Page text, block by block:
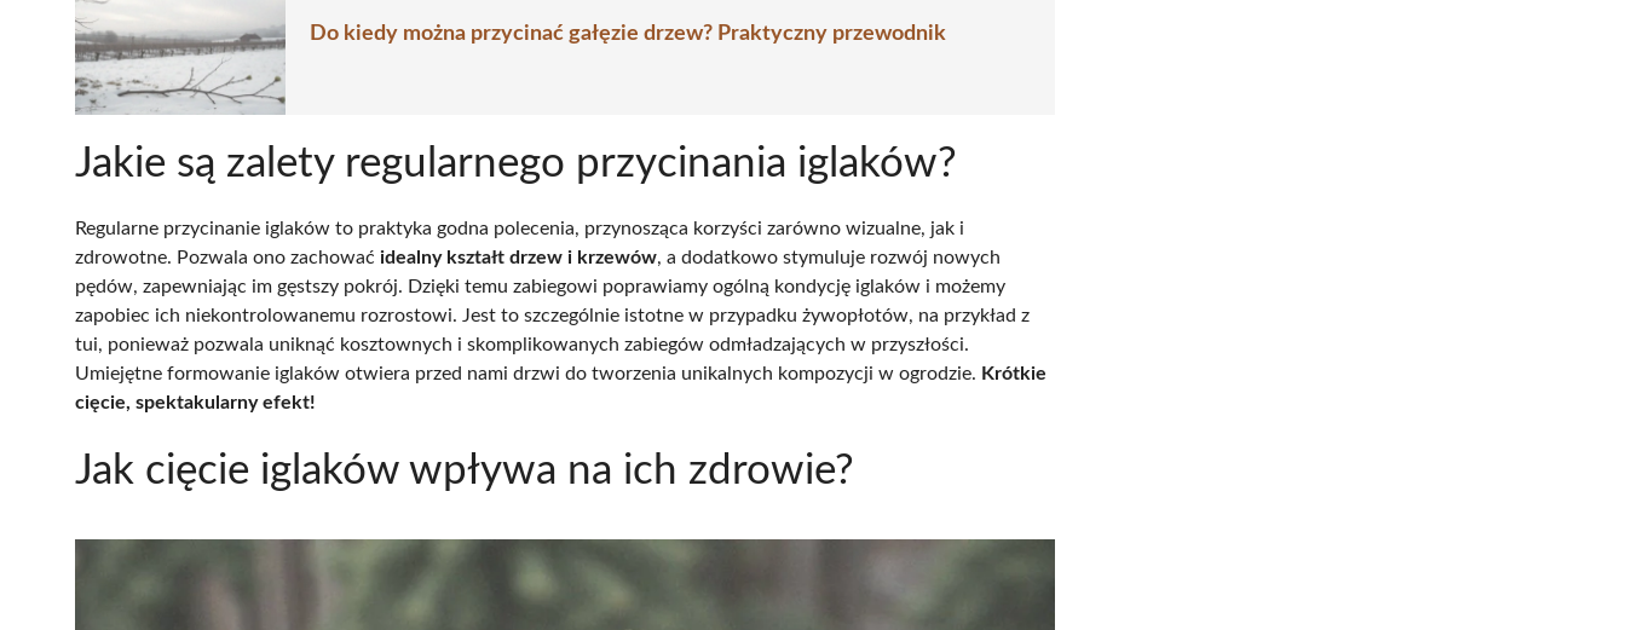
Do kiedy można przycinać gałęzie drzew? Praktyczny przewodnik
Jakie są zalety regularnego przycinania iglaków?
Regularne przycinanie iglaków to praktyka godna polecenia, przynosząca korzyści zarówno wizualne, jak i
zdrowotne. Pozwala ono zachować idealny kształt drzew i krzewów, a dodatkowo stymuluje rozwój nowych
pędów, zapewniając im gęstszy pokrój. Dzięki temu zabiegowi poprawiamy ogólną kondycję iglaków i możemy
zapobiec ich niekontrolowanemu rozrostowi. Jest to szczególnie istotne w przypadku żywopłotów, na przykład z
tui, ponieważ pozwala uniknąć kosztownych i skomplikowanych zabiegów odmładzających w przyszłości.
Umiejętne formowanie iglaków otwiera przed nami drzwi do tworzenia unikalnych kompozycji w ogrodzie. Krótkie
cięcie, spektakularny efekt!
Jak cięcie iglaków wpływa na ich zdrowie?